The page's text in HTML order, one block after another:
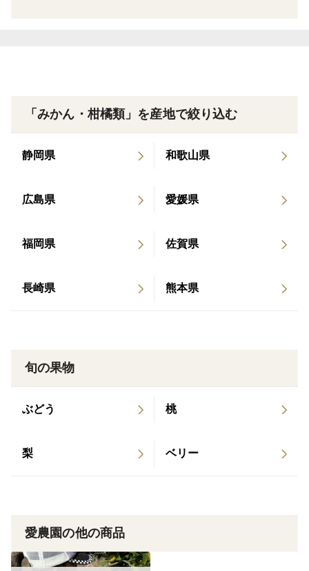
🍊なんで希少なの？
輸入（アメリカ産オレンジ）に頼っているのが現状で
で通常の温州みかんより３倍長いのが特徴です。
種に比べ高くなります。
承下さい。
ンと７５％大幅減少 農林水産省統計より）
ん）も出回らず、
生きしてもらうように
🍊青いけど熟れてないの？
「みかん・柑橘類」を産地で絞り込む
静岡県 和歌山県
広島県 愛媛県
福岡県 佐賀県
長崎県 熊本県
旬の果物
ぶどう 桃
梨 ベリー
愛農園の他の商品